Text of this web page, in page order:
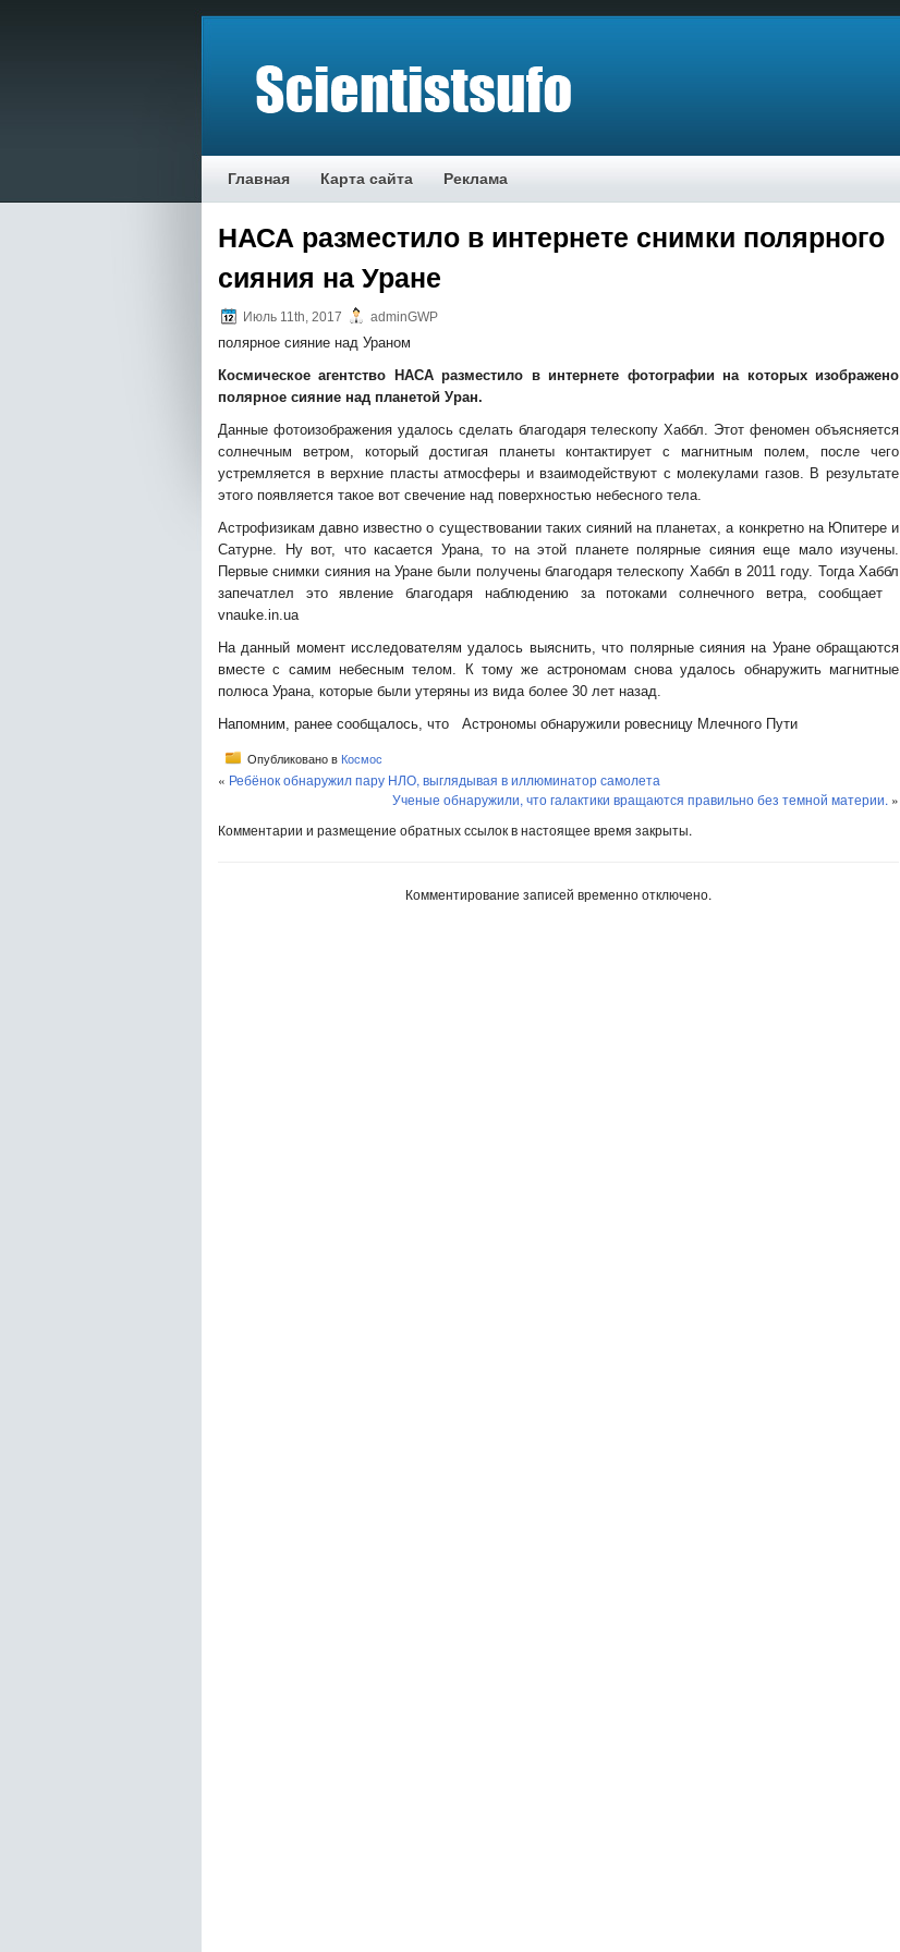
Главная Карта сайта Реклама
НАСА разместило в интернете снимки полярного
сияния на Уране
Июль 11th, 2017 adminGWP
пoлярнoe сияниe над Ураном
Космическое агентство НАСА разместило в интернете фотографии на которых изображено
полярное сияние над планетой Уран.
Данные фотоизображения удалось сделать благодаря телескопу Хаббл. Этот феномен объясняется
солнечным ветром, который достигая планеты контактирует с магнитным полем, после чего
устремляется в верхние пласты атмосферы и взаимодействуют с молекулами газов. В результате
этого появляется такое вот свечение над поверхностью небесного тела.
Астрофизикам давно известно о существовании таких сияний на планетах, а конкретно на Юпитере и
Сатурне. Ну вот, что касается Урана, то на этой планете полярные сияния еще мало изучены.
Первые снимки сияния на Уране были получены благодаря телескопу Хаббл в 2011 году. Тогда Хаббл
запечатлел это явление благодаря наблюдению за потоками солнечного ветра, сообщает
vnauke.in.ua
На данный момент исследователям удалось выяснить, что полярные сияния на Уране обращаются
вместе с самим небесным телом. К тому же астрономам снова удалось обнаружить магнитные
полюса Урана, которые были утеряны из вида более 30 лет назад.
Напомним, ранее сообщалось, что Астрономы обнаружили ровесницу Млечного Пути
Опубликовано в Космос
« Ребёнок обнаружил пару НЛО, выглядывая в иллюминатор самолета
Ученые обнаружили, что галактики вращаются правильно без темной материи. »
Комментарии и размещение обратных ссылок в настоящее время закрыты.
Комментирование записей временно отключено.